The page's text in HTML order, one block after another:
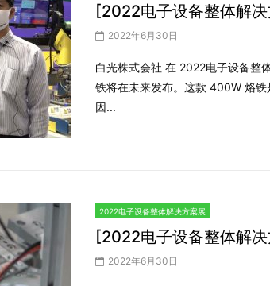
[2022电子设备整体解
2022年6月30日
白光株式会社 在 2022电子设备
铁将在未来发布。这款 400W 烙铁
因...
2022电子设备整体解决方案展
[2022电子设备整体解
2022年6月30日